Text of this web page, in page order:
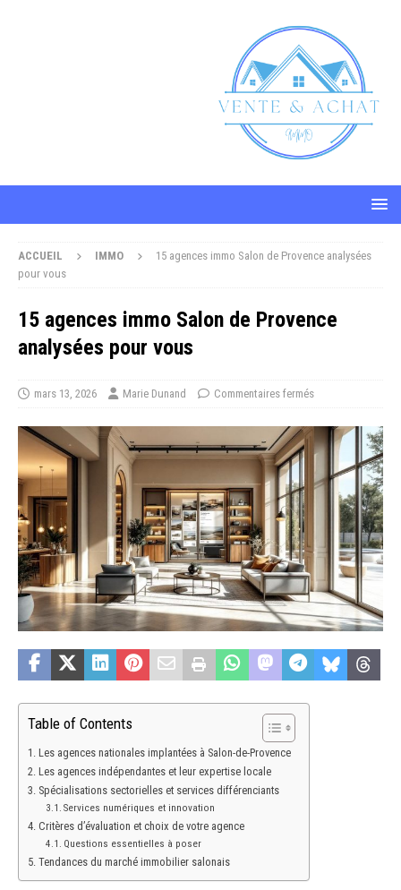
ACCUEIL IMMO
15 agences immo Salon de Provence analysées
pour vous
15 agences immo Salon de Provence
analysées pour vous
mars 13, 2026 Marie Dunand Commentaires fermés
Table of Contents
Les agences nationales implantées à Salon-de-Provence
Les agences indépendantes et leur expertise locale
Spécialisations sectorielles et services différenciants
Services numériques et innovation
Critères d’évaluation et choix de votre agence
Questions essentielles à poser
Tendances du marché immobilier salonais